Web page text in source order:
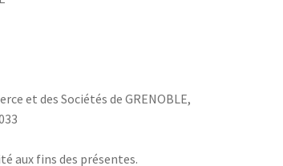
et des Sociétés de GRENOBLE,
aux fins des présentes.